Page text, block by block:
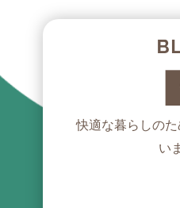
さない手土産リスト｜
快適な暮らしの
い